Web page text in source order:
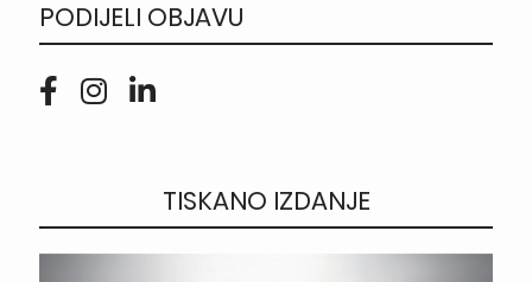
PODIJELI OBJAVU
TISKANO IZDANJE